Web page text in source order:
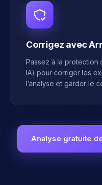
Corrigez avec
Passez à la protection
IA) pour corriger les
l’analyse et garder le
Analyse gratuite